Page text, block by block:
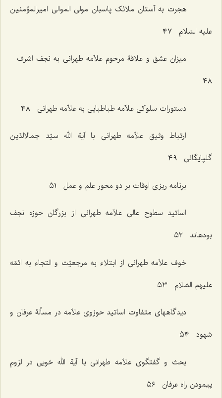
هجرت به آستان ملائک پاسبان مولی الموالی امیرالمؤمنین
علیه السّلام ٤٧
میزان عشق و علاقۀ مرحوم علاّمه طهرانی به نجف اشرف
٤٨
دستورات سلوکی علاّمه طباطبایی به علاّمه طهرانی ٤٨
ارتباط وثیق علاّمه طهرانی با آیة الله سیّد جمالالدّین
گلپایگانی ٤٩
برنامه ریزی اوقات بر دو محور علم و عمل ٥١
اساتید سطوح عالی علاّمه طهرانی از بزرگان حوزه نجف
بودهاند ٥٢
خوف علاّمه طهرانی از ابتلاء به مرجعیّت و التجاء به ائمّه
علیهم السّلام ٥٣
دیدگاههای متفاوت اساتید حوزوی علاّمه در مسألۀ عرفان و
شهود ٥٤
بحث و گفتگوی علاّمه طهرانی با آیة الله خویی در لزوم
پیمودن راه عرفان ٥٦